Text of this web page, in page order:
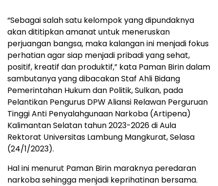
“Sebagai salah satu kelompok yang dipundaknya
akan dititipkan amanat untuk meneruskan
perjuangan bangsa, maka kalangan ini menjadi fokus
perhatian agar siap menjadi pribadi yang sehat,
positif, kreatif dan produktif,” kata Paman Birin dalam
sambutanya yang dibacakan Staf Ahli Bidang
Pemerintahan Hukum dan Politik, Sulkan, pada
Pelantikan Pengurus DPW Aliansi Relawan Perguruan
Tinggi Anti Penyalahgunaan Narkoba (Artipena)
Kalimantan Selatan tahun 2023-2026 di Aula
Rektorat Universitas Lambung Mangkurat, Selasa
(24/1/2023).
Hal ini menurut Paman Birin maraknya peredaran
narkoba sehingga menjadi keprihatinan bersama.